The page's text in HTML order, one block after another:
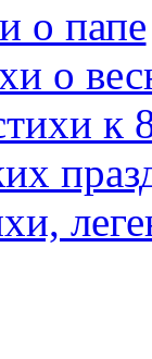
о папе
о
к